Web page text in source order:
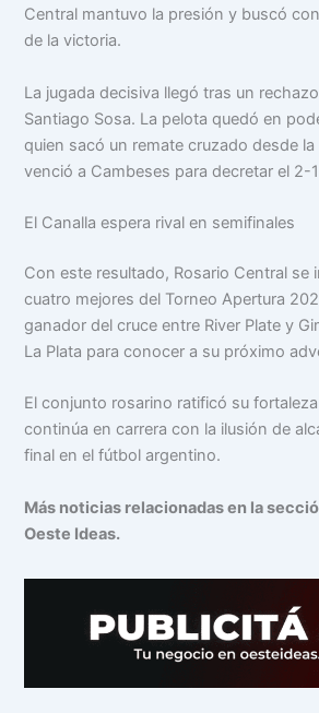
Central mantuvo la presión y buscó
de la victoria.
La jugada decisiva llegó tras un
Santiago Sosa. La pelota quedó en
quien sacó un remate cruzado desde
venció a Cambeses para decretar el 2-
El Canalla espera rival en semifinales
Con este resultado, Rosario Central se
cuatro mejores del Torneo Apertura
ganador del cruce entre River Plate y
La Plata para conocer a su próximo
El conjunto rosarino ratificó su
continúa en carrera con la ilusión de
final en el fútbol argentino.
Más noticias relacionadas en la
Oeste Ideas.